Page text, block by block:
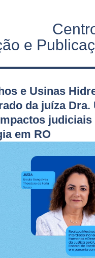
e
e Usinas
da juíza
em RO